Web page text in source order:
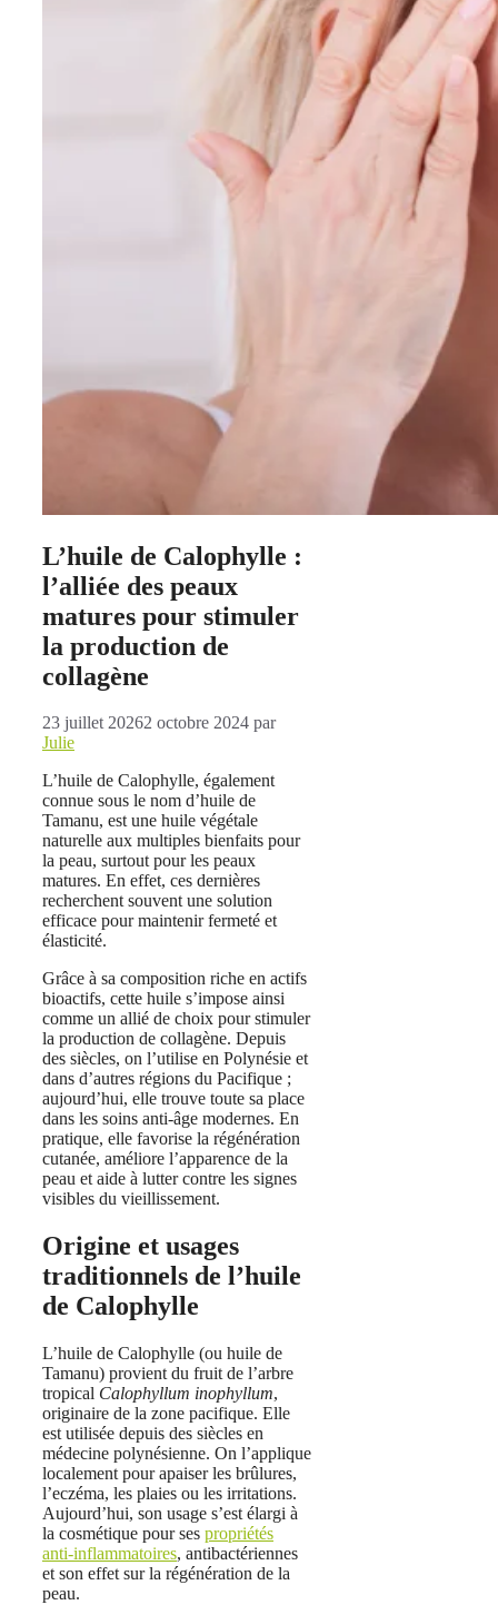
L’huile de Calophylle :
l’alliée des peaux
matures pour stimuler
la production de
collagène
23 juillet 20262 octobre 2024 par
Julie
L’huile de Calophylle, également
connue sous le nom d’huile de
Tamanu, est une huile végétale
naturelle aux multiples bienfaits pour
la peau, surtout pour les peaux
matures. En effet, ces dernières
recherchent souvent une solution
efficace pour maintenir fermeté et
élasticité.
Grâce à sa composition riche en actifs
bioactifs, cette huile s’impose ainsi
comme un allié de choix pour stimuler
la production de collagène. Depuis
des siècles, on l’utilise en Polynésie et
dans d’autres régions du Pacifique ;
aujourd’hui, elle trouve toute sa place
dans les soins anti‑âge modernes. En
pratique, elle favorise la régénération
cutanée, améliore l’apparence de la
peau et aide à lutter contre les signes
visibles du vieillissement.
Origine et usages
traditionnels de l’huile
de Calophylle
L’huile de Calophylle (ou huile de
Tamanu) provient du fruit de l’arbre
tropical Calophyllum inophyllum,
originaire de la zone pacifique. Elle
est utilisée depuis des siècles en
médecine polynésienne. On l’applique
localement pour apaiser les brûlures,
l’eczéma, les plaies ou les irritations.
Aujourd’hui, son usage s’est élargi à
la cosmétique pour ses propriétés
anti‑inflammatoires, antibactériennes
et son effet sur la régénération de la
peau.